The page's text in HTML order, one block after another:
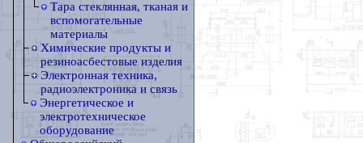
Тара стеклянная, тканая и
вспомогательные
материалы
Химические продукты и
резиноасбестовые изделия
Электронная техника,
радиоэлектроника и связь
Энергетическое и
электротехническое
оборудование